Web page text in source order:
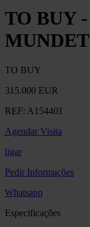
TO BUY
TO BUY
315.000 EUR
REF: A154401
Agendar Visita
ligar
Pedir Informações
Whatsapp
Especificações